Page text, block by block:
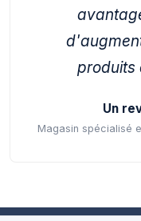
produits
Un
Magasin spécialisé